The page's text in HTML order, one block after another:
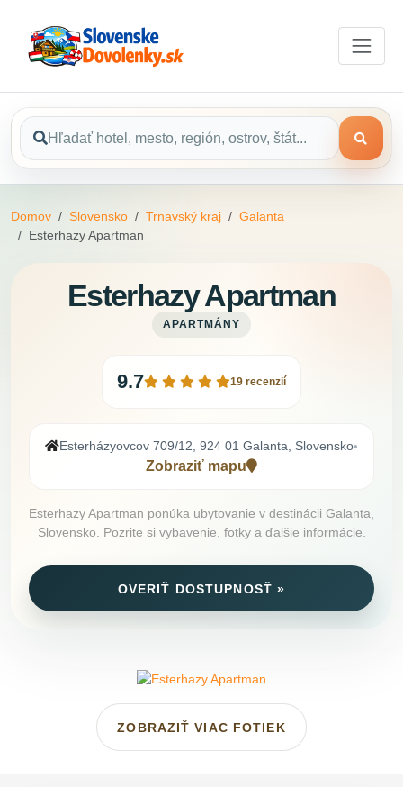
Domov Slovensko Trnavský kraj
Galanta
Esterhazy Apartman
Esterhazy Apartman
APARTMÁNY
9.7 19 recenzií
Esterházyovcov 709/12, 924 01 Galanta, Slovensko•
Zobraziť mapu
Esterhazy Apartman ponúka ubytovanie v destinácii Galanta,
Slovensko. Pozrite si vybavenie, fotky a ďalšie informácie.
OVERIŤ DOSTUPNOSŤ »
ZOBRAZIŤ VIAC FOTIEK